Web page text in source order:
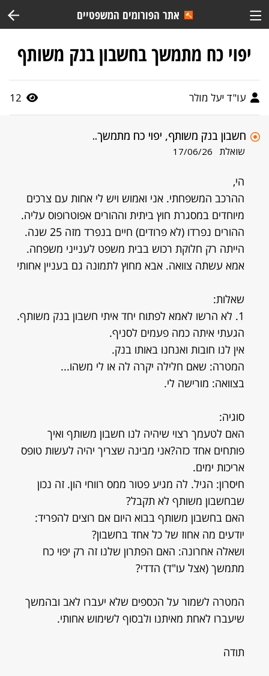
אתר הפורומים המשפטיים
יפוי כח מתמשך בחשבון בנק משותף
עו"ד יעל מולר 12
חשבון בנק משותף, יפוי כח מתמשך..
שואלת 17/06/26
הי,
ההרכב המשפחתי. אני ואמוש ויש לי אחות עם צרכים
מיוחדים במסגרת חוץ ביתית וההורים אפוטרופוס עליה.
ההורים נפרדו (לא פרודים) חיים בנפרד מזה 25 שנה.
הייתה רק חלוקת רכוש בבית משפט לענייני משפחה.
אמא עשתה צוואה. אבא מחוץ לתמונה גם בעניין אחותי
שאלות:
1. לא הרשו לאמא לפתוח יחד איתי חשבון בנק משותף.
הגעתי איתה כמה פעמים לסניף.
אין לנו חובות ואנחנו באותו בנק.
המטרה: שאם חלילה יקרה לה או לי משהו...
בצוואה: מורישה לי.
סוגיה:
האם לטעמך רצוי שיהיה לנו חשבון משותף ואיך
פותחים אחד כזה?אני מבינה שצריך יהיה לעשות טופס
אריכות ימים.
חיסרון: הגיל. לה מגיע פטור ממס רווחי הון. זה נכון
שבחשבון משותף לא תקבל?
האם בחשבון משותף בבוא היום אם רוצים להפריד:
יודעים מה אחוז של כל אחד בחשבון?
ושאלה אחרונה: האם הפתרון שלנו זה רק יפוי כח
מתמשך (אצל עו"ד) הדדי?
המטרה לשמור על הכספים שלא יעברו לאב ובהמשך
שיעברו לאחת מאיתנו ולבסוף לשימוש אחותי.
תודה